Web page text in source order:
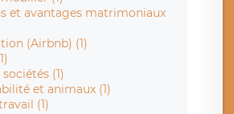
et avantages matrimoniaux
(Airbnb) (1)
(1)
et animaux (1)
(1)